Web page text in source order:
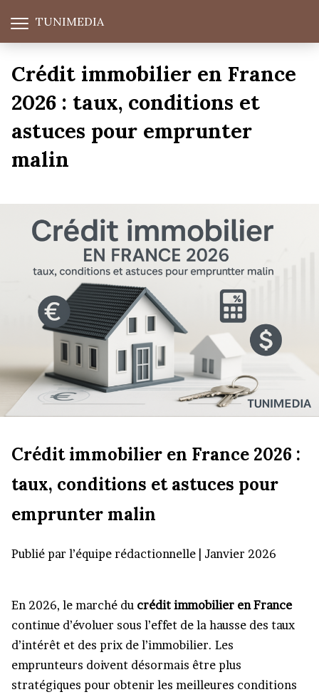
TUNIMEDIA
Crédit immobilier en France
2026 : taux, conditions et
astuces pour emprunter
malin
Crédit immobilier en France 2026 :
taux, conditions et astuces pour
emprunter malin
Publié par l’équipe rédactionnelle | Janvier 2026
En 2026, le marché du crédit immobilier en France
continue d’évoluer sous l’effet de la hausse des taux
d’intérêt et des prix de l’immobilier. Les
emprunteurs doivent désormais être plus
stratégiques pour obtenir les meilleures conditions